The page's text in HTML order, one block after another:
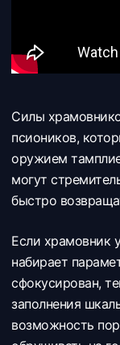
Силы
псиоников,
оружием
могут
быстро
Если храмовник
набирает
сфокусирован,
заполнения
возможность